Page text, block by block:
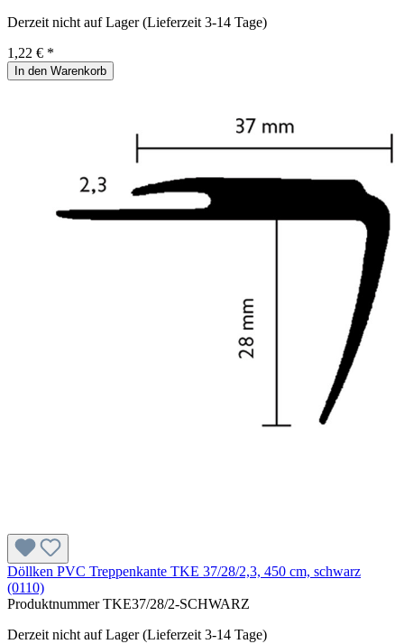
Derzeit nicht auf Lager (Lieferzeit 3-14 Tage)
1,22 € *
In den Warenkorb
Döllken PVC Treppenkante TKE 37/28/2,3, 450 cm, schwarz
(0110)
ProduktnummerTKE37/28/2-SCHWARZ
Derzeit nicht auf Lager (Lieferzeit 3-14 Tage)